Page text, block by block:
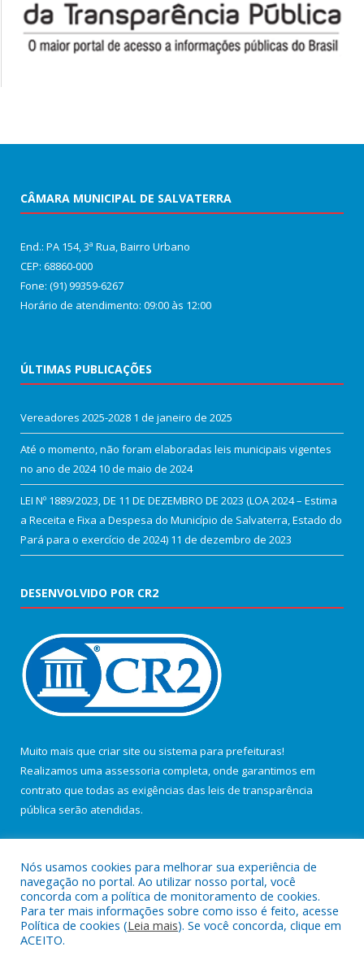
CÂMARA MUNICIPAL DE SALVATERRA
End.: PA 154, 3ª Rua, Bairro Urbano
CEP: 68860‑000
Fone: (91) 99359-6267
Horário de atendimento: 09:00 às 12:00
ÚLTIMAS PUBLICAÇÕES
Vereadores 2025-2028 1 de janeiro de 2025
Até o momento, não foram elaboradas leis municipais vigentes
no ano de 2024 10 de maio de 2024
LEI Nº 1889/2023, DE 11 DE DEZEMBRO DE 2023 (LOA 2024 – Estima
a Receita e Fixa a Despesa do Município de Salvaterra, Estado do
Pará para o exercício de 2024) 11 de dezembro de 2023
DESENVOLVIDO POR CR2
Muito mais que criar site ou sistema para prefeituras!
Realizamos uma assessoria completa, onde garantimos em
contrato que todas as exigências das leis de transparência
pública serão atendidas.
Todos os direitos reservados a Câmara Municipal de Salvaterra.
Nós usamos cookies para melhorar sua experiência de
navegação no portal. Ao utilizar nosso portal, você
concorda com a política de monitoramento de cookies.
Para ter mais informações sobre como isso é feito, acesse
Política de cookies (Leia mais). Se você concorda, clique em
ACEITO.